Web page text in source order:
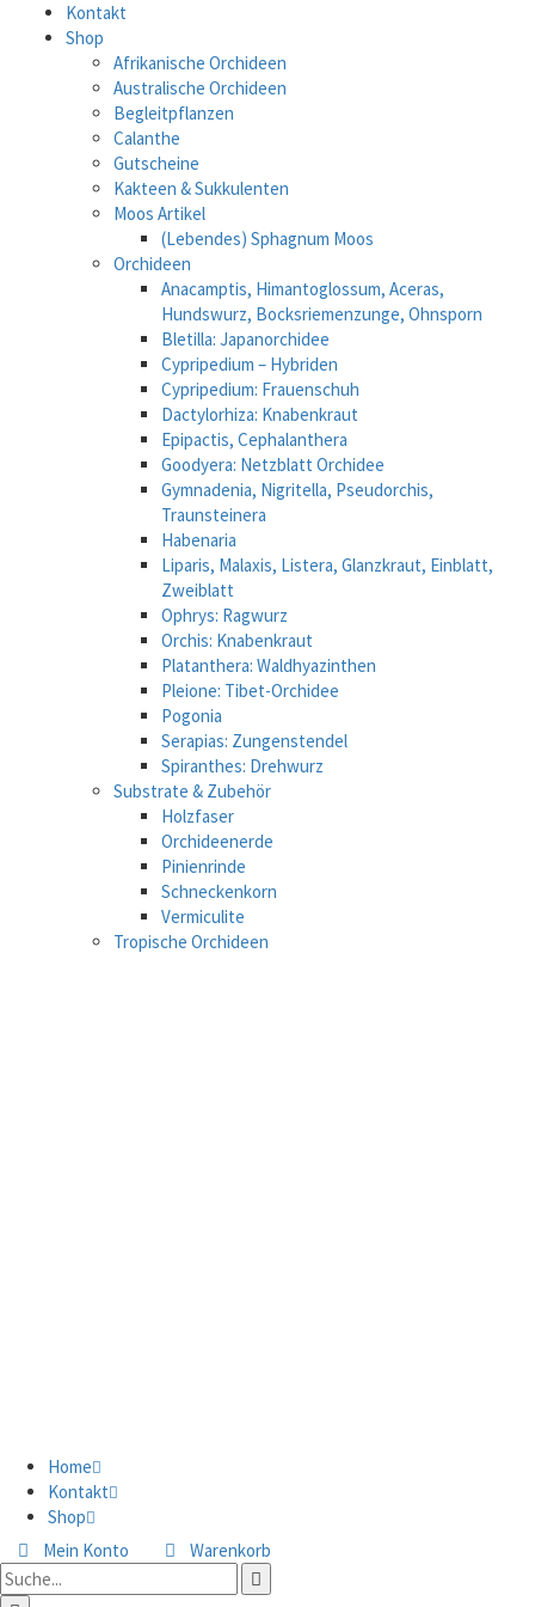
Kontakt
Shop
Afrikanische Orchideen
Australische Orchideen
Begleitpflanzen
Calanthe
Gutscheine
Kakteen & Sukkulenten
Moos Artikel
(Lebendes) Sphagnum Moos
Orchideen
Anacamptis, Himantoglossum, Aceras,
Hundswurz, Bocksriemenzunge, Ohnsporn
Bletilla: Japanorchidee
Cypripedium – Hybriden
Cypripedium: Frauenschuh
Dactylorhiza: Knabenkraut
Epipactis, Cephalanthera
Goodyera: Netzblatt Orchidee
Gymnadenia, Nigritella, Pseudorchis,
Traunsteinera
Habenaria
Liparis, Malaxis, Listera, Glanzkraut, Einblatt,
Zweiblatt
Ophrys: Ragwurz
Orchis: Knabenkraut
Platanthera: Waldhyazinthen
Pleione: Tibet-Orchidee
Pogonia
Serapias: Zungenstendel
Spiranthes: Drehwurz
Substrate & Zubehör
Holzfaser
Orchideenerde
Pinienrinde
Schneckenkorn
Vermiculite
Tropische Orchideen
Home
Kontakt
Shop
Mein Konto
Warenkorb